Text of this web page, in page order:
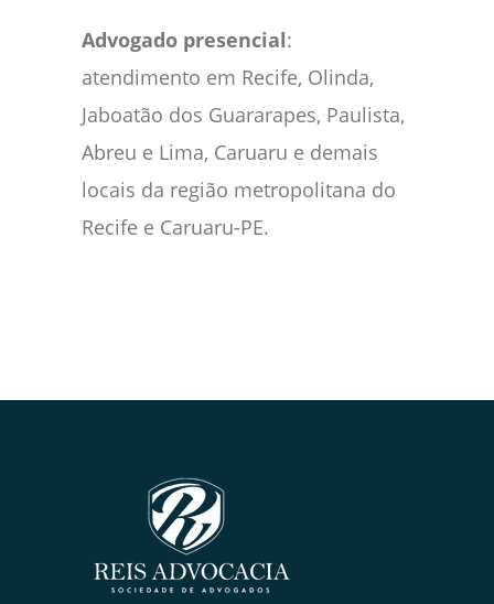
Advogado presencial:
atendimento em Recife, Olinda,
Jaboatão dos Guararapes, Paulista,
Abreu e Lima, Caruaru e demais
locais da região metropolitana do
Recife e Caruaru-PE.